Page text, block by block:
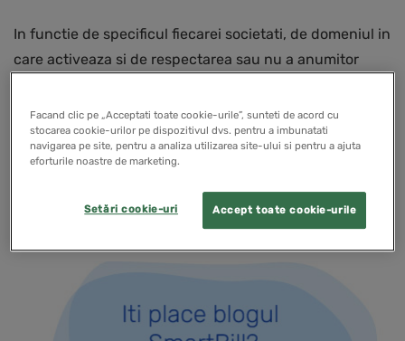
In functie de specificul fiecarei societati, de domeniul in
care activeaza si de respectarea sau nu a anumitor
care pot fi atat in avantajul angajatorilor cat si al
angajatilor. Iara care sunt cele mai importante.
Facand clic pe „Acceptati toate cookie-urile”, sunteti de acord cu
stocarea cookie-urilor pe dispozitivul dvs. pentru a imbunatati
navigarea pe site, pentru a analiza utilizarea site-ului si pentru a ajuta
eforturile noastre de marketing.
Accept toate cookie-urile
Setări cookie-uri